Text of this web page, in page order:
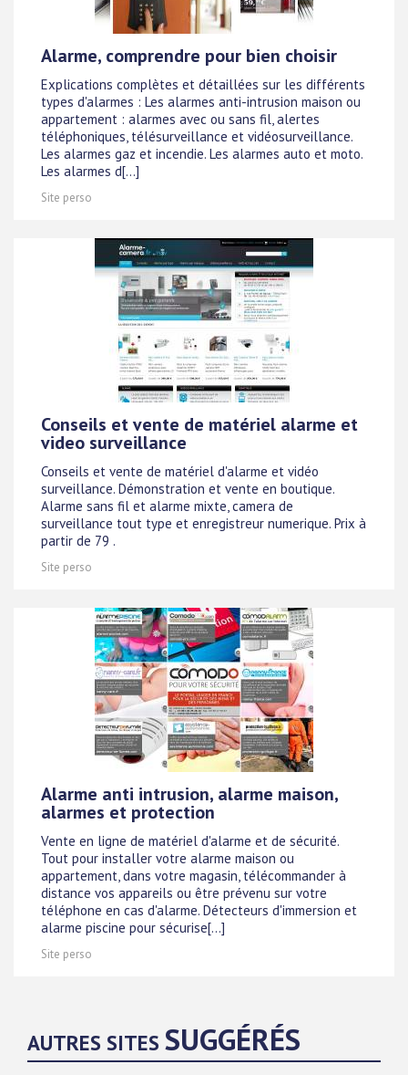
Alarme, comprendre pour bien choisir
Explications complètes et détaillées sur les différents
types d'alarmes : Les alarmes anti-intrusion maison ou
appartement : alarmes avec ou sans fil, alertes
téléphoniques, télésurveillance et vidéosurveillance.
Les alarmes gaz et incendie. Les alarmes auto et moto.
Les alarmes d[...]
Site perso
Conseils et vente de matériel alarme et
video surveillance
Conseils et vente de matériel d'alarme et vidéo
surveillance. Démonstration et vente en boutique.
Alarme sans fil et alarme mixte, camera de
surveillance tout type et enregistreur numerique. Prix à
partir de 79 .
Site perso
Alarme anti intrusion, alarme maison,
alarmes et protection
Vente en ligne de matériel d'alarme et de sécurité.
Tout pour installer votre alarme maison ou
appartement, dans votre magasin, télécommander à
distance vos appareils ou être prévenu sur votre
téléphone en cas d'alarme. Détecteurs d'immersion et
alarme piscine pour sécurise[...]
Site perso
AUTRES SITES SUGGÉRÉS